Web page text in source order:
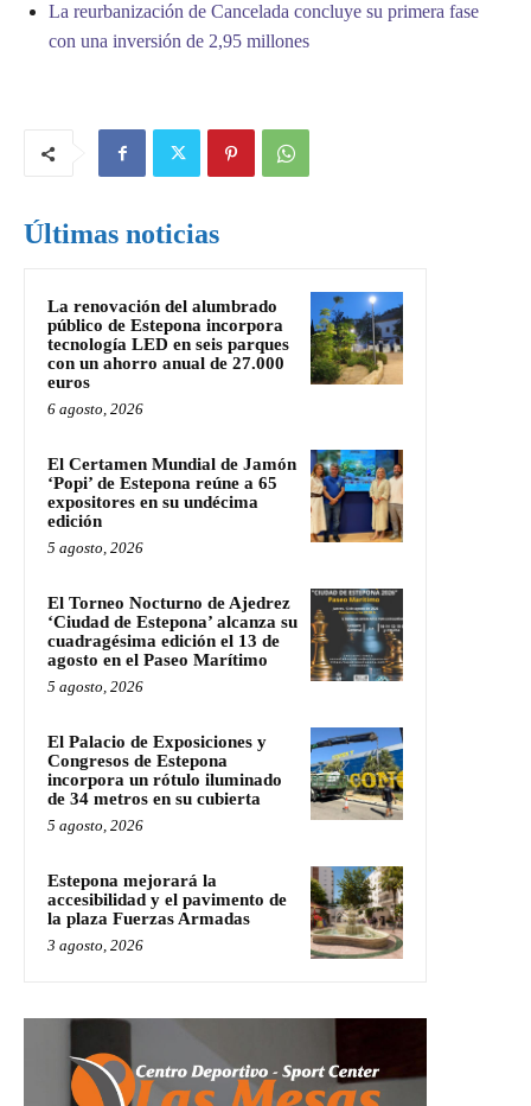
La reurbanización de Cancelada concluye su primera fase
con una inversión de 2,95 millones
Últimas noticias
La renovación del alumbrado
público de Estepona incorpora
tecnología LED en seis parques
con un ahorro anual de 27.000
euros
6 agosto, 2026
El Certamen Mundial de Jamón
‘Popi’ de Estepona reúne a 65
expositores en su undécima
edición
5 agosto, 2026
El Torneo Nocturno de Ajedrez
‘Ciudad de Estepona’ alcanza su
cuadragésima edición el 13 de
agosto en el Paseo Marítimo
5 agosto, 2026
El Palacio de Exposiciones y
Congresos de Estepona
incorpora un rótulo iluminado
de 34 metros en su cubierta
5 agosto, 2026
Estepona mejorará la
accesibilidad y el pavimento de
la plaza Fuerzas Armadas
3 agosto, 2026